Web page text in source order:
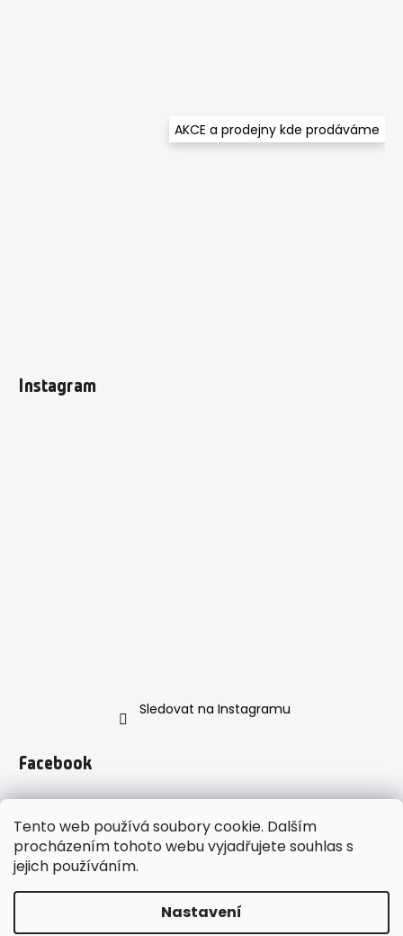
Tento web používá soubory cookie. Dalším
procházením tohoto webu vyjadřujete souhlas s
jejich používáním.
Nastavení
AKCE a prodejny kde prodáváme
Instagram
Sledovat na Instagramu
Facebook
https://www.instagram.com/enveroshop/
Vytvořil Shoptet